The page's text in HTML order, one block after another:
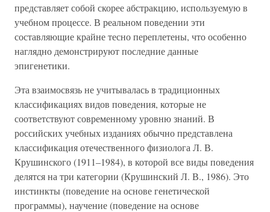
представляет собой скорее абстракцию, используемую в
учебном процессе. В реальном поведении эти
составляющие крайне тесно переплетены, что особенно
наглядно демонстрируют последние данные
эпигенетики.
Эта взаимосвязь не учитывалась в традиционных
классификациях видов поведения, которые не
соответствуют современному уровню знаний. В
российских учебных изданиях обычно представлена
классификация отечественного физиолога Л. В.
Крушинского (1911–1984), в которой все виды поведения
делятся на три категории (Крушинский Л. В., 1986). Это
инстинкты (поведение на основе генетической
программы), научение (поведение на основе